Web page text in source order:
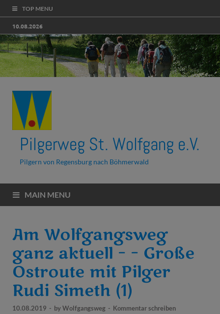
TOP MENU
10.08.2026
Pilgerweg St. Wolfgang e.V.
Pilgern von Regensburg nach Böhmerwald
MAIN MENU
Am Wolfgangsweg
ganz aktuell – – Große
Ostroute mit Pilger
Rudi Simeth (1)
10.08.2019 - byWolfgangsweg - Kommentar schreiben